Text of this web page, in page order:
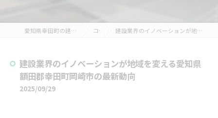
愛知県幸田町の建設の求人なら株式会社石原組 コラム 建設業界のイノベーションが地域を変える愛知県額田郡幸田町岡崎市の最新動向
建設業界のイノベーションが地域を変える愛知県
額田郡幸田町岡崎市の最新動向
2025/09/29